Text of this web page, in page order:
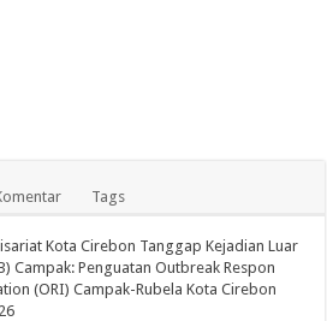
Tags
Kota Cirebon Tanggap Kejadian Luar
Campak: Penguatan Outbreak Respon
(ORI) Campak-Rubela Kota Cirebon